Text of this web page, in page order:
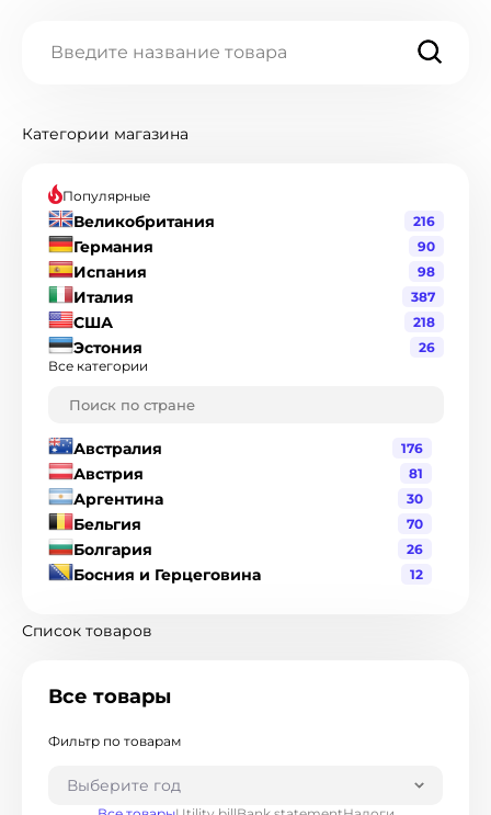
коммунальные услуги и банковских выпискок
Категории магазина
Популярные
Великобритания 216
Германия 90
Испания 98
Италия 387
США 218
Эстония
26
Все категории
Австралия 176
Австрия 81
Аргентина 30
Бельгия 70
Болгария 26
Босния и Герцеговина 12
Великобритания
Гватемала
Гондурас
Гонконг
Список товаров
Все товары
Фильтр по товарам
Выберите год